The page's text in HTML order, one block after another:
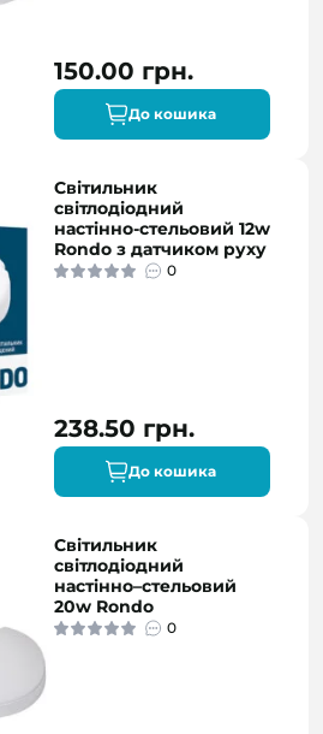
150.00 грн.
До кошика
Світильник
світлодіодний
настінно-стельовий 12w
Rondo з датчиком руху
0
238.50 грн.
До кошика
Світильник
світлодіодний
настінно–стельовий
20w Rondo
0